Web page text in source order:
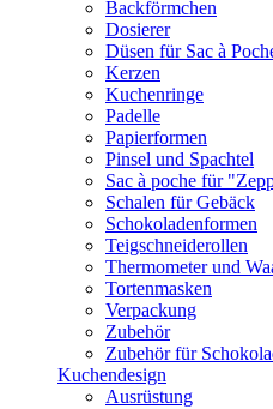
Backförmchen
Dosierer
Düsen für Sac à
Kerzen
Kuchenringe
Padelle
Papierformen
Pinsel und Spachtel
Sac à poche für
Schalen für Gebäck
Schokoladenformen
Teigschneiderollen
Thermometer und
Tortenmasken
Verpackung
Zubehör
Zubehör für
Kuchendesign
Ausrüstung